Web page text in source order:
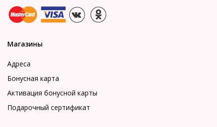
Магазины
Адреса
Бонусная карта
Активация бонусной карты
Подарочный сертификат